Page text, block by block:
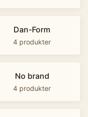
Dan-Form
4 produkter
No brand
4 produkter